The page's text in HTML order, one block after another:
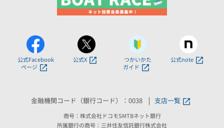
公式Facebook
ページ
公式X
つかいかた
ガイド
公式note
金融機関コード（銀行コード）：0038 支店一覧
商号：株式会社ドコモSMTBネット銀行
所属銀行の商号：三井住友信託銀行株式会社